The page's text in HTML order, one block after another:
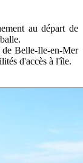
au départ de
Belle-Ile-en-Mer
d'accès à l'île.